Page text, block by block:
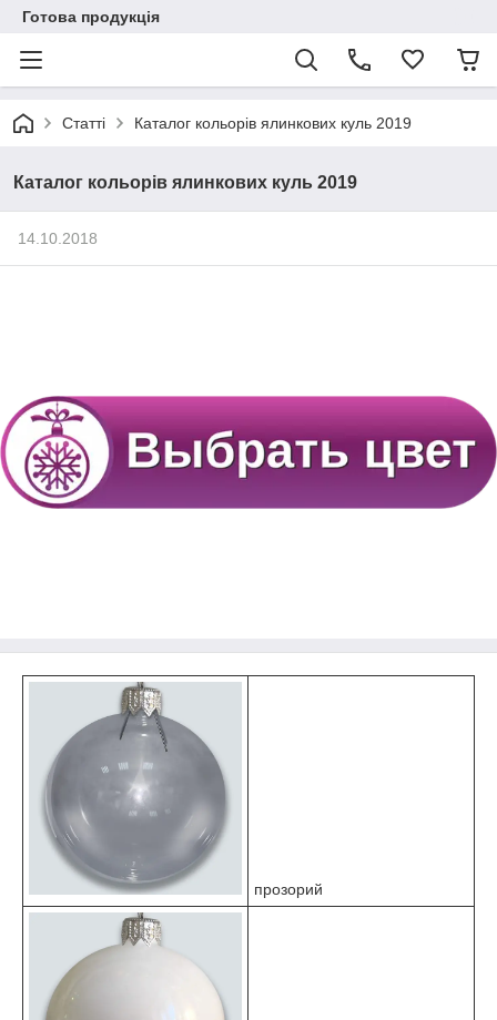
Готова продукція
Статті Каталог кольорів ялинкових куль 2019
Каталог кольорів ялинкових куль 2019
14.10.2018
прозорий